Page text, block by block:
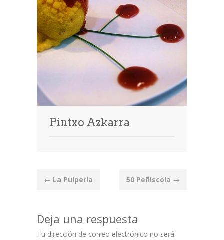
Pintxo Azkarra
Post
← La Pulpería 50 Peñíscola →
Deja una respuesta
Tu dirección de correo electrónico no será